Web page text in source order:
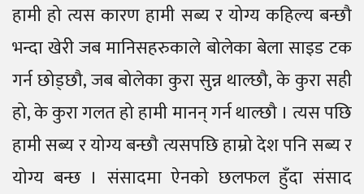
हामी हो त्यस कारण हामी सब्य र योग्य कहिल्य बन्छौ
भन्दा खेरी जब मानिसहरुकाले बोलेका बेला साइड टक
गर्न छोड्छौ, जब बोलेका कुरा सुन्न थाल्छौ, के कुरा सही
हो, के कुरा गलत हो हामी मानन् गर्न थाल्छौ । त्यस पछि
हामी सब्य र योग्य बन्छौ त्यसपछि हाम्रो देश पनि सब्य र
योग्य बन्छ । संसादमा ऐनको छलफल हुँदा संसाद